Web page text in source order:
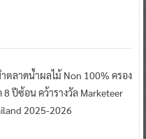
ตลาดน้ำผลไม้ Non 100% ครอง
8 ปีซ้อน คว้ารางวัล Marketeer
2025-2026